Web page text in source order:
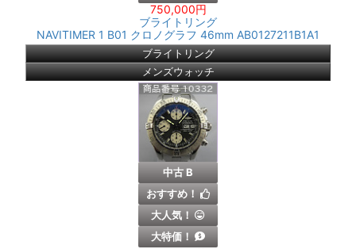
750,000円
ブライトリング
NAVITIMER 1 B01 クロノグラフ 46mm AB0127211B1A1
ブライトリング
メンズウォッチ
中古 B
おすすめ！
大人気！
大特価！